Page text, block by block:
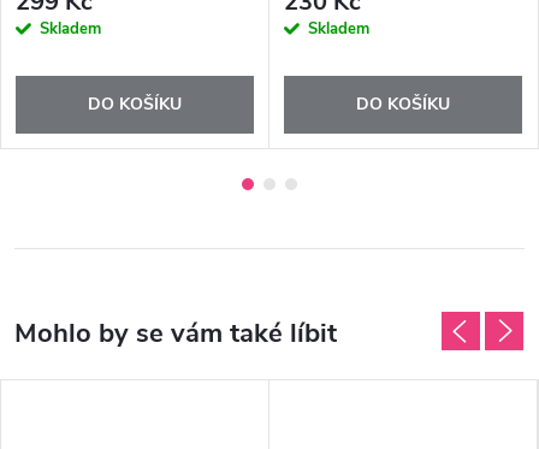
Skladem
DO KOŠÍKU
Skladem
DO KOŠÍKU